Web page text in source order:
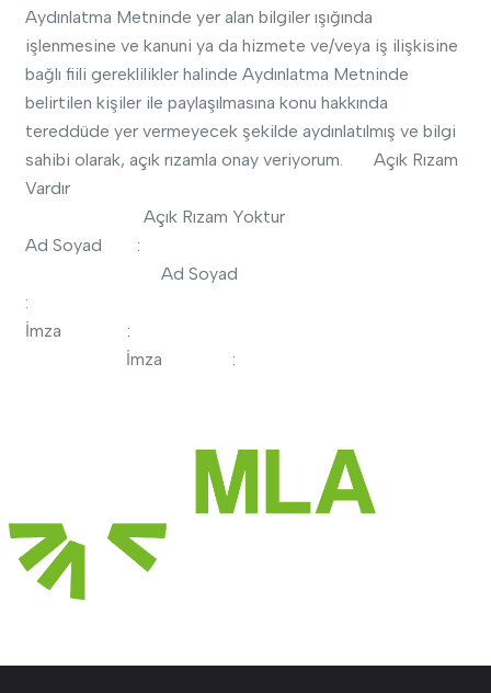
Aydınlatma Metninde yer alan bilgiler ışığında
işlenmesine ve kanuni ya da hizmete ve/veya iş ilişkisine
bağlı fiili gereklilikler halinde Aydınlatma Metninde
belirtilen kişiler ile paylaşılmasına konu hakkında
tereddüde yer vermeyecek şekilde aydınlatılmış ve bilgi
sahibi olarak, açık rızamla onay veriyorum. Açık Rızam
Vardır
Açık Rızam Yoktur
Ad Soyad :
Ad Soyad
:
İmza :
İmza :